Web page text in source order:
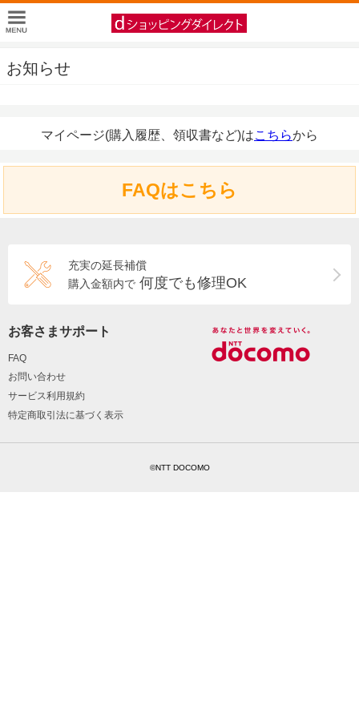
お知らせ
マイページ(購入履歴、領収書など)はこちらから
FAQはこちら
充実の延長補償
購入金額内で 何度でも修理OK
お客さまサポート
FAQ
お問い合わせ
サービス利用規約
特定商取引法に基づく表示
©NTT DOCOMO